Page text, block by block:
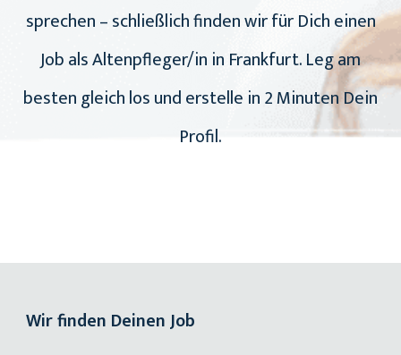
sprechen – schließlich finden wir für Dich einen
Job als Altenpfleger/in in Frankfurt. Leg am
besten gleich los und erstelle in 2 Minuten Dein
Profil.
Wir finden Deinen Job